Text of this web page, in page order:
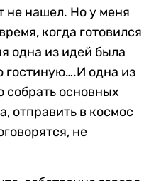
не нашел. Но у меня
когда готовился
одна из идей была
гостиную….И одна из
собрать основных
отправить в космос
не